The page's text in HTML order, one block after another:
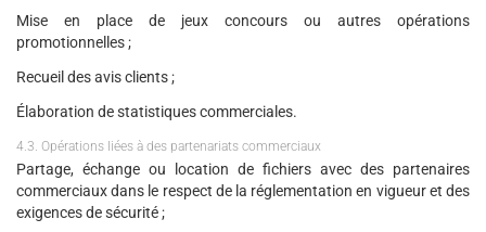
Mise en place de jeux concours ou autres opérations
promotionnelles ;
Recueil des avis clients ;
Élaboration de statistiques commerciales.
4.3. Opérations liées à des partenariats commerciaux
Partage, échange ou location de fichiers avec des partenaires
commerciaux dans le respect de la réglementation en vigueur et des
exigences de sécurité ;